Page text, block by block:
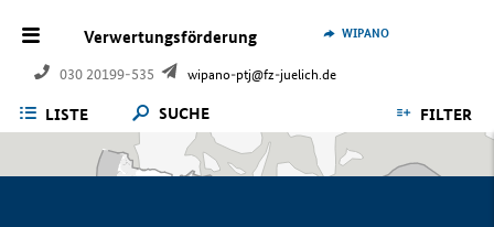
Verwertungsförderung
030 20199-535 wipano-ptj@fz-juelich.de
WIPANO
LISTE SUCHE FILTER